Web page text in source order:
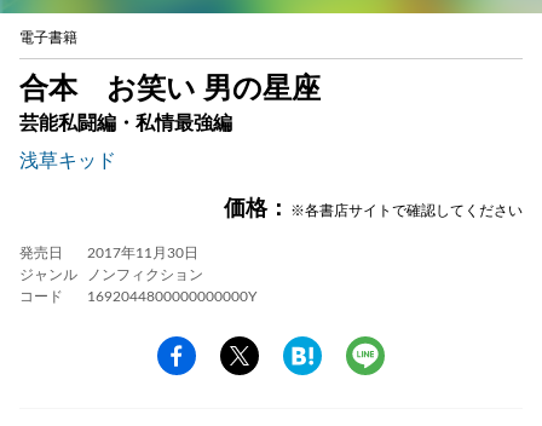
電子書籍
合本 お笑い 男の星座
芸能私闘編・私情最強編
浅草キッド
価格： ※各書店サイトで確認してください
発売日
2017年11月30日
ジャンル
ノンフィクション
コード
1692044800000000000Y